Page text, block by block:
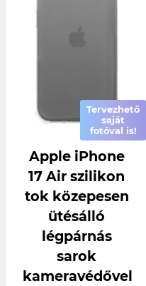
Tervezhető
saját
fotóval is!
Apple iPhone
17 Air szilikon
tok közepesen
ütésálló
légpárnás
sarok
kameravédővel